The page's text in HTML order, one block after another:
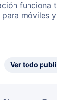
funciona
móviles
Ver todo